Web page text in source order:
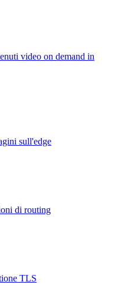
video on demand in
sull'edge
di routing
TLS